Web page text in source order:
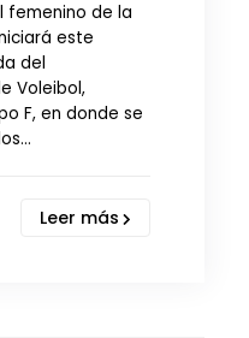
femenino de la
este
del
Voleibol,
F, en donde se
Leer más